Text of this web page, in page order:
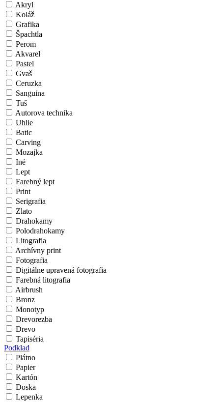
Akryl
Koláž
Grafika
Špachtla
Perom
Akvarel
Pastel
Gvaš
Ceruzka
Sanguina
Tuš
Autorova technika
Uhlie
Batic
Carving
Mozajka
Iné
Lept
Farebný lept
Print
Serigrafia
Zlato
Drahokamy
Polodrahokamy
Litografia
Archívny print
Fotografia
Digitálne upravená fotografia
Farebná litografia
Airbrush
Bronz
Monotyp
Drevorezba
Drevo
Tapiséria
Podklad
Plátno
Papier
Kartón
Doska
Lepenka